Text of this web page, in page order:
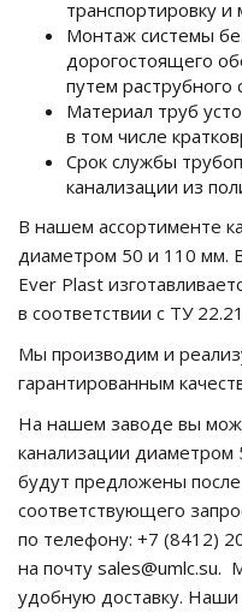
транспортировку и
Монтаж системы
дорогостоящего
путем
Материал труб
в том числе
Срок службы
канализации из
В нашем ассортименте
диаметром 50 и 110 мм.
Ever Plast
в соответствии с ТУ
Мы производим и
гарантированным
На нашем заводе вы
канализации
будут предложены
соответствующего
по телефону: +7 (8412)
на почту sales@umlc.su.
удобную доставку. Наши